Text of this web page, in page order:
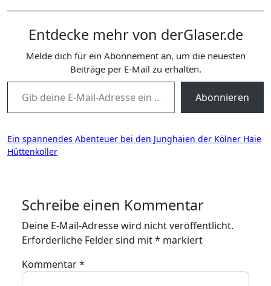
Entdecke mehr von derGlaser.de
Melde dich für ein Abonnement an, um die neuesten
Beiträge per E-Mail zu erhalten.
Gib deine E-Mail-Adresse ein ...
Abonnieren
Beitragsnavigation
Ein spannendes Abenteuer bei den Junghaien der Kölner Haie
Hüttenkoller
Schreibe einen Kommentar
Deine E-Mail-Adresse wird nicht veröffentlicht.
Erforderliche Felder sind mit* markiert
Kommentar*